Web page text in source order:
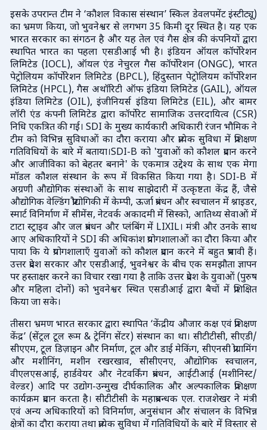
इसके उपरान्त टीम ने ‘कौशल विकास संस्थान’ स्किल डेवलपमेंट इंस्टीट्यू)
का भ्रमण किया, जो भुवनेश्वर से लगभग 35 किमी दूर स्थित है। यह एक
भारत सरकार का संगठन है और यह तेल एवं गैस क्षेत्र की कंपनियों द्वारा
स्थापित भारत का पहला एसडीआई भी है। इंडियन ऑयल कॉर्पोरेशन
लिमिटेड (IOCL), ऑयल एंड नेचुरल गैस कॉर्पोरेशन (ONGC), भारत
पेट्रोलियम कॉर्पोरेशन लिमिटेड (BPCL), हिंदुस्तान पेट्रोलियम कॉर्पोरेशन
लिमिटेड (HPCL), गैस अथॉरिटी ऑफ इंडिया लिमिटेड (GAIL), ऑयल
इंडिया लिमिटेड (OIL), इंजीनियर्स इंडिया लिमिटेड (EIL), और बामर
लॉरी एंड कंपनी लिमिटेड द्वारा कॉर्पोरेट सामाजिक उत्तरदायित्व (CSR)
निधि एकत्रित की गई। SDI के मुख्य कार्यकारी अधिकारी रंजन भौमिक ने
टीम को विभिन्न सुविधाओं का दौरा कराया और प्रत्येक सुविधा में प्रशिक्षण
गतिविधियों के बारे में बताया।SDI-B को 'युवाओं को कौशल प्रदान करने
और आजीविका को बेहतर बनाने' के एकमात्र उद्देश्य के साथ एक मेगा
मॉडल कौशल संस्थान के रूप में विकसित किया गया है। SDI-B में
अग्रणी औद्योगिक संस्थाओं के साथ साझेदारी में उत्कृष्टता केंद्र हैं, जैसे
औद्योगिक वेल्डिंग प्रौद्योगिकी में केम्पी, ऊर्जा प्रबंधन और स्वचालन में श्नाइडर,
स्मार्ट विनिर्माण में सीमेंस, नेटवर्क अकादमी में सिस्को, आतिथ्य सेवाओं में
टाटा स्ट्राइव और जल प्रबंधन और प्लंबिंग में LIXIL। मंत्री और उनके साथ
आए अधिकारियों ने SDI की अधिकांश प्रयोगशालाओं का दौरा किया और
पाया कि ये प्रयोगशालाएँ युवाओं को कौशल प्रदान करने में बहुत प्रभावी हैं।
उत्तर प्रदेश सरकार और एसडीआई, भुवनेश्वर के बीच एक समझौता ज्ञापन
पर हस्ताक्षर करने का विचार रखा गया है ताकि उत्तर प्रदेश के युवाओं (पुरुष
और महिला दोनों) को भुवनेश्वर स्थित एसडीआई द्वारा बैचों में प्रशिक्षित
किया जा सके।
तीसरा भ्रमण भारत सरकार द्वारा स्थापित ‘केंद्रीय औजार कक्ष एवं प्रशिक्षण
केंद्र’ (सेंट्रल टूल रूम & ट्रेनिंग सेंटर) संस्थान का था। सीटीटीसी, सीएडी/
सीएएम, टूल डिज़ाइन और निर्माण, टूल और डाई मेकिंग, सीएनसी प्रोग्रामिंग
और मशीनिंग, मशीन रखरखाव, सीसीएनए, औद्योगिक स्वचालन,
वीएलएसआई, हार्डवेयर और नेटवर्किंग प्रबंधन, आईटीआई (मशीनिस्ट/
वेल्डर) आदि पर उद्योग-उन्मुख दीर्घकालिक और अल्पकालिक प्रशिक्षण
कार्यक्रम प्रदान करता है। सीटीटीसी के महाप्रबन्धक एल. राजशेखर ने मंत्री
एवं अन्य अधिकारियों को विनिर्माण, अनुसंधान और संचालन के विभिन्न
क्षेत्रों का दौरा कराया तथा प्रत्येक सुविधा में गतिविधियों के बारे में विस्तार से